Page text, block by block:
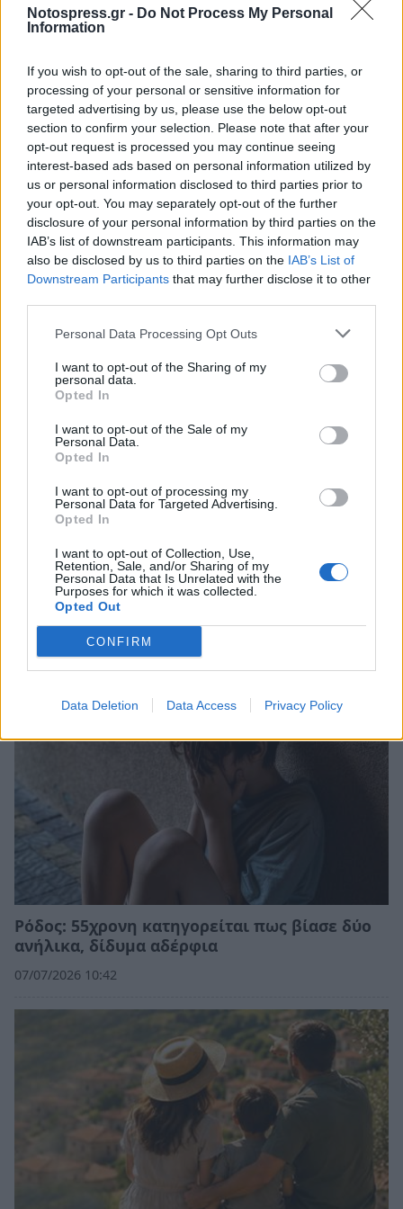
Notospress.gr - Do Not Process My Personal
Information
If you wish to opt-out of the sale, sharing to third parties, or
processing of your personal or sensitive information for
targeted advertising by us, please use the below opt-out
section to confirm your selection. Please note that after your
opt-out request is processed you may continue seeing
interest-based ads based on personal information utilized by
us or personal information disclosed to third parties prior to
your opt-out. You may separately opt-out of the further
disclosure of your personal information by third parties on the
IAB’s list of downstream participants. This information may
also be disclosed by us to third parties on the IAB’s List of
Downstream Participants that may further disclose it to other
Personal Data Processing Opt Outs
I want to opt-out of the Sharing of my
personal data.
Opted In
I want to opt-out of the Sale of my
Personal Data.
Opted In
I want to opt-out of processing my
Personal Data for Targeted Advertising.
Opted In
I want to opt-out of Collection, Use,
Retention, Sale, and/or Sharing of my
Personal Data that Is Unrelated with the
Purposes for which it was collected.
Opted Out
CONFIRM
Data Deletion Data Access Privacy Policy
Σχετικά Άρθρα
Έκλεψαν και έσπασαν οχήματα πυροσβεστών
την ώρα που επιχειρούσαν στις φωτιές
03/08/2026 20:09
Ρόδος: 55χρονη κατηγορείται πως βίασε δύο
ανήλικα, δίδυμα αδέρφια
07/07/2026 10:42